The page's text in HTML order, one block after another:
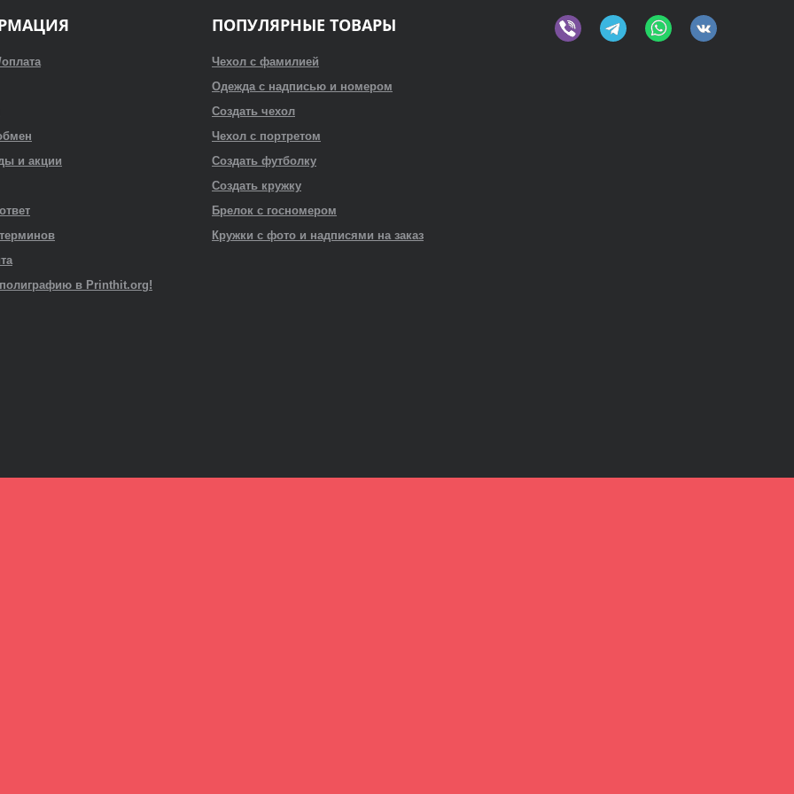
и акции
полиграфию в Printhit.org!
ПОПУЛЯРНЫЕ ТОВАРЫ
Чехол с фамилией
Одежда с надписью и номером
Создать чехол
Чехол с портретом
Создать футболку
Создать кружку
Брелок с госномером
Кружки с фото и надписями на заказ